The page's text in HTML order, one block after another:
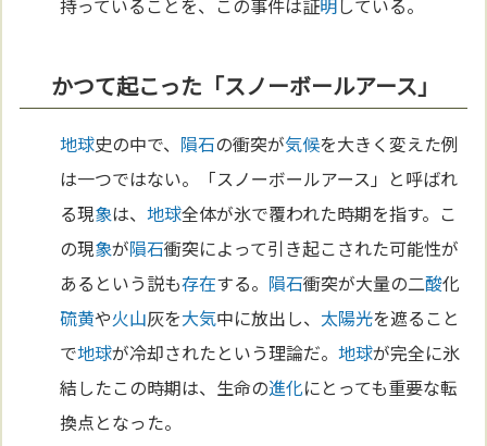
持っていることを、この事件は証明している。
かつて起こった「スノーボールアース」
地球史の中で、 隕石の衝突が気候を大きく変えた例
は一つではない。「スノーボールアース」と呼ばれ
る現象は、地球全体が氷で覆われた時期を指す。こ
の現象が隕石衝突によって引き起こされた可能性が
あるという説も存在する。 隕石衝突が大量の二酸化
硫黄や火山灰を大気中に放出し、 太陽光を遮ること
で地球が冷却されたという理論だ。地球が完全に氷
結したこの時期は、生命の進化にとっても重要な転
換点となった。